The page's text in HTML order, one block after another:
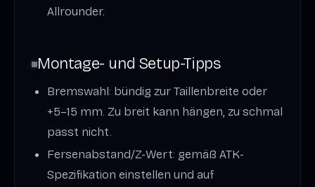
Allrounder.
Montage- und Setup-Tipps
Bremswahl: bündig zur Taillenbreite oder
+5–15 mm. Zu breit kann hängen, zu schmal
passt nicht.
Fersenabstand/Z-Wert: gemäß ATK-
Spezifikation einstellen und auf